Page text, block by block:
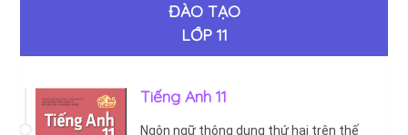
ĐÀO TẠO
LỚP 11
Tiếng Anh 11
Ngôn ngữ thông dụng thứ hai trên thế